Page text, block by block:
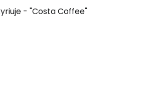
- "Costa Coffee"